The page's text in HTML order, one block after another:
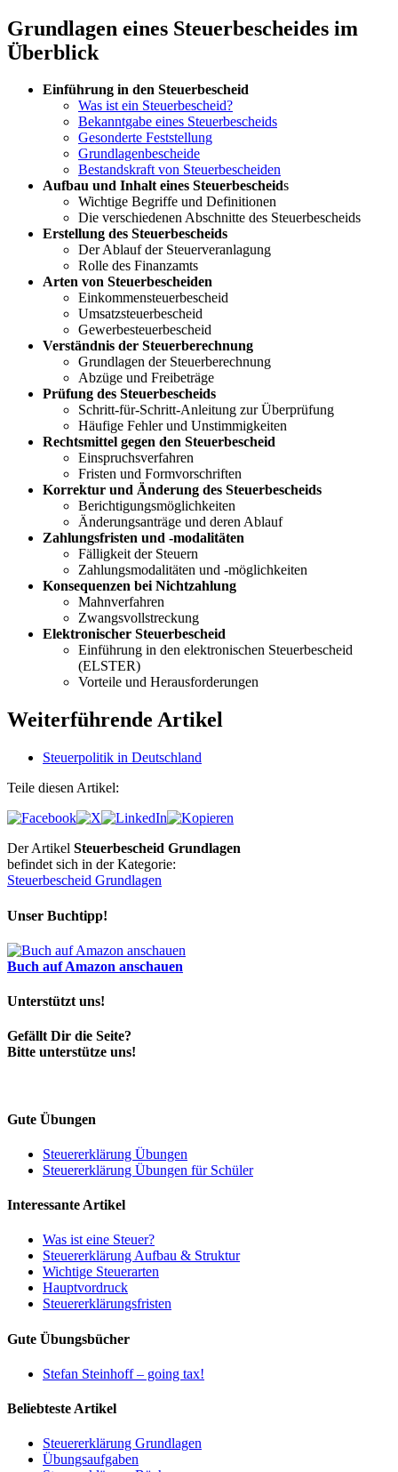
Grundlagen eines Steuerbescheides im
Überblick
Einführung in den Steuerbescheid
Was ist ein Steuerbescheid?
Bekanntgabe eines Steuerbescheids
Gesonderte Feststellung
Grundlagenbescheide
Bestandskraft von Steuerbescheiden
Aufbau und Inhalt eines Steuerbescheids
Wichtige Begriffe und Definitionen
Die verschiedenen Abschnitte des Steuerbescheids
Erstellung des Steuerbescheids
Der Ablauf der Steuerveranlagung
Rolle des Finanzamts
Arten von Steuerbescheiden
Einkommensteuerbescheid
Umsatzsteuerbescheid
Gewerbesteuerbescheid
Verständnis der Steuerberechnung
Grundlagen der Steuerberechnung
Abzüge und Freibeträge
Prüfung des Steuerbescheids
Schritt-für-Schritt-Anleitung zur Überprüfung
Häufige Fehler und Unstimmigkeiten
Rechtsmittel gegen den Steuerbescheid
Einspruchsverfahren
Fristen und Formvorschriften
Korrektur und Änderung des Steuerbescheids
Berichtigungsmöglichkeiten
Änderungsanträge und deren Ablauf
Zahlungsfristen und -modalitäten
Fälligkeit der Steuern
Zahlungsmodalitäten und -möglichkeiten
Konsequenzen bei Nichtzahlung
Mahnverfahren
Zwangsvollstreckung
Elektronischer Steuerbescheid
Einführung in den elektronischen Steuerbescheid
(ELSTER)
Vorteile und Herausforderungen
Weiterführende Artikel
Steuerpolitik in Deutschland
Teile diesen Artikel:
Der Artikel Steuerbescheid Grundlagen
befindet sich in der Kategorie:
Steuerbescheid Grundlagen
Unser Buchtipp!
Buch auf Amazon anschauen
Unterstützt uns!
Gefällt Dir die Seite?
Bitte unterstütze uns!
Gute Übungen
Steuererklärung Übungen
Steuererklärung Übungen für Schüler
Interessante Artikel
Was ist eine Steuer?
Steuererklärung Aufbau & Struktur
Wichtige Steuerarten
Hauptvordruck
Steuererklärungsfristen
Gute Übungsbücher
Stefan Steinhoff – going tax!
Beliebteste Artikel
Steuererklärung Grundlagen
Übungsaufgaben